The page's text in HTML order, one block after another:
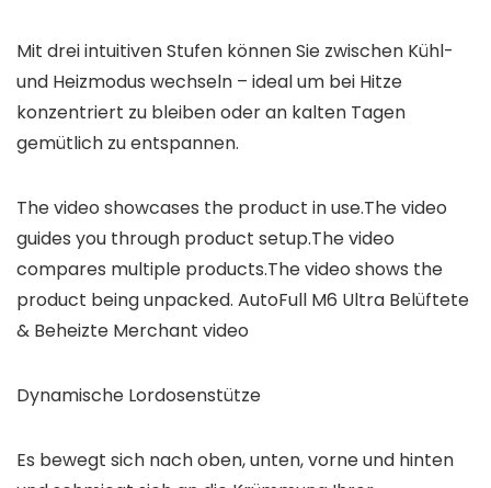
Mit drei intuitiven Stufen können Sie zwischen Kühl-
und Heizmodus wechseln – ideal um bei Hitze
konzentriert zu bleiben oder an kalten Tagen
gemütlich zu entspannen.
The video showcases the product in use.The video
guides you through product setup.The video
compares multiple products.The video shows the
product being unpacked. AutoFull M6 Ultra Belüftete
& Beheizte Merchant video
Dynamische Lordosenstütze
Es bewegt sich nach oben, unten, vorne und hinten